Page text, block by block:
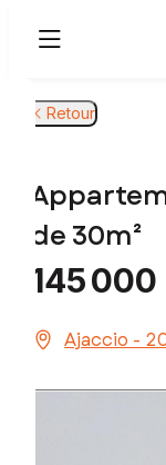
Retour
de 30m²
145 000
Ajaccio -